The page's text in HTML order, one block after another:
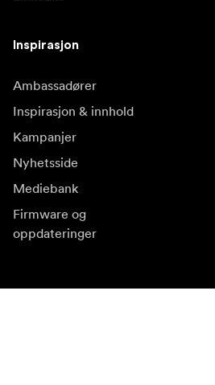
Inspirasjon
Ambassadører
Inspirasjon & innhold
Kampanjer
Nyhetsside
Mediebank
Firmware og
oppdateringer